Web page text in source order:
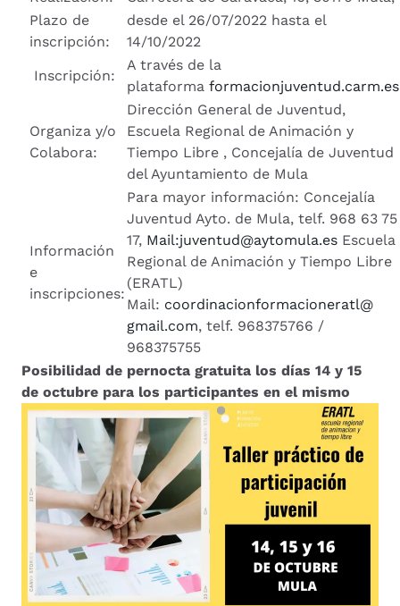
Plazo de
inscripción:
desde el 26/07/2022 hasta el
14/10/2022
Inscripción:
A través de la
plataforma formacionjuventud.carm.es
Organiza y/o
Colabora:
Dirección General de Juventud,
Escuela Regional de Animación y
Tiempo Libre , Concejalía de Juventud
del Ayuntamiento de Mula
Información
e
inscripciones:
Para mayor información: Concejalía
Juventud Ayto. de Mula, telf. 968 63 75
17, Mail:juventud@aytomula.es Escuela
Regional de Animación y Tiempo Libre
(ERATL)
Mail: coordinacionformacioneratl@
gmail.com, telf. 968375766 /
968375755
Posibilidad de pernocta gratuita los días 14 y 15
de octubre para los participantes en el mismo